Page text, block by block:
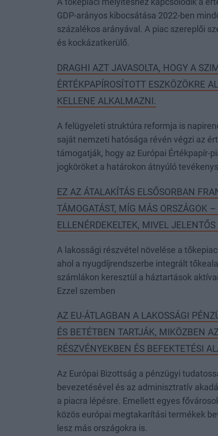
GDP-arányos kibocsátása 2022-ben
százalékos arányával. A piac szereplői
és kockázatkerülő.
DRAGHI AZT JAVASOLTA, HOGY A
ÉRTÉKPAPÍROSÍTOTT ESZKÖZÖKRE
KELLENE ALKALMAZNI.
A felügyeleti struktúra reformja is
saját nemzeti hatósága révén végzi az
támogatják, hogy az Európai Értékpapír-
jogköröket a határokon átnyúló
EZ AZ ÁTALAKÍTÁS ELSŐSORBAN
TÁMOGATÁST, MÍG MÁS ORSZÁGOK
ELLENÉRDEKELTEK, MIVEL
A lakossági részvétel növelése a
ahol a nyugdíjrendszerbe integrált
számlákon keresztül a háztartások
Ezzel szemben
AZ EU-ÁTLAGBAN A LAKOSSÁGI
ÉS BETÉTBEN TARTJÁK, MIKÖZBEN
RÉSZVÉNYEKBEN ÉS BEFEKTETÉSI
Az Európai Bizottság a pénzügyi
bevezetésével és az adminisztratív
a piacra lépésre. Emellett egyes
közös európai megtakarítási termékek
lesz más országokra is.